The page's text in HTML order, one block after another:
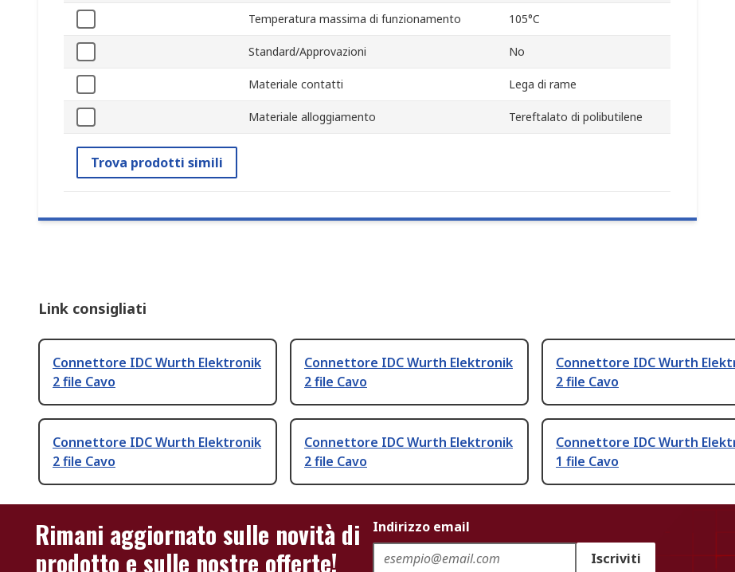
Temperatura massima di funzionamento 105°C
Standard/Approvazioni No
Materiale contatti Lega di rame
Materiale alloggiamento Tereftalato di polibutilene
Trova prodotti simili
Link consigliati
Connettore IDC Wurth Elektronik
2 file Cavo
Connettore IDC Wurth Elektronik
2 file Cavo
Connettore IDC Wurth
2 file Cavo
Connettore IDC Wurth Elektronik
2 file Cavo
Connettore IDC Wurth Elektronik
2 file Cavo
Connettore IDC Wurth
1 file Cavo
Rimani aggiornato sulle novità di
prodotto e sulle nostre offerte!
Indirizzo email
Iscriviti